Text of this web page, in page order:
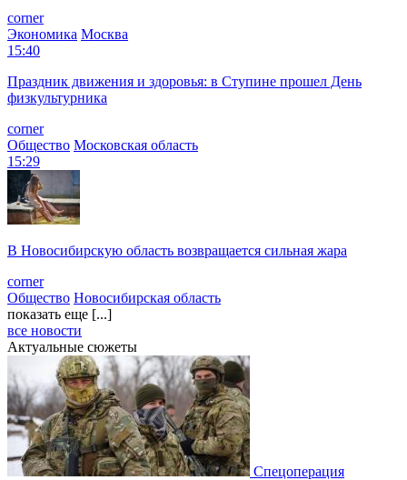
corner
Экономика Москва
15:40
Праздник движения и здоровья: в Ступине прошел День
физкультурника
corner
Общество Московская область
15:29
В Новосибирскую область возвращается сильная жара
corner
Общество Новосибирская область
показать еще [...]
все новости
Актуальные сюжеты
Спецоперация